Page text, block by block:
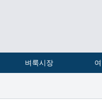
벼룩시장